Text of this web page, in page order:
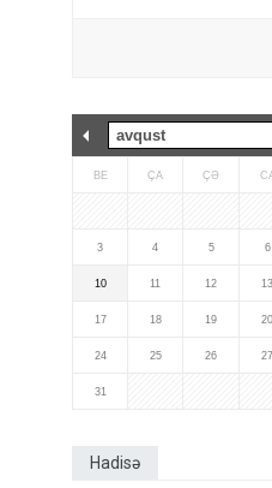
BE ÇA ÇƏ
3 4 5 6
10 11 12 13
17 18 19 20
24 25 26 27
31
Hadisə